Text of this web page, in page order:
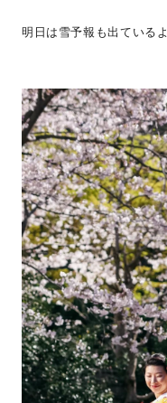
明日は雪予報も出ている